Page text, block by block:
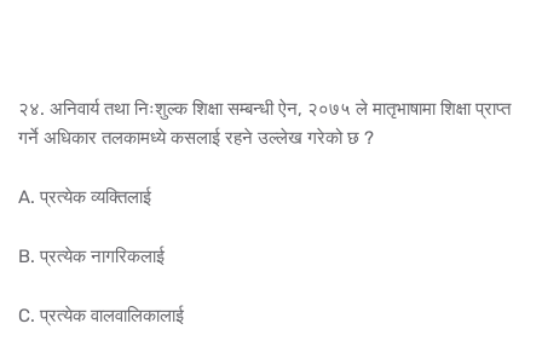
२४. अनिवार्य तथा निःशुल्क शिक्षा सम्बन्धी ऐन, २०७५ ले मातृभाषामा शिक्षा प्राप्त
गर्ने अधिकार तलकामध्ये कसलाई रहने उल्लेख गरेको छ ?
A. प्रत्येक व्यक्तिलाई
B. प्रत्येक नागरिकलाई
C. प्रत्येक वालवालिकालाई